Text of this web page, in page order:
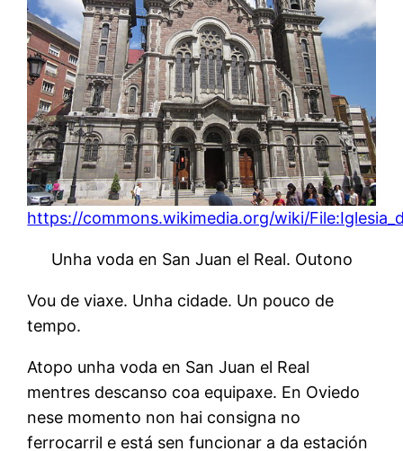
https://commons.wikimedia.org/wiki/
Unha voda en San Juan el Real. Outono
Vou de viaxe. Unha cidade. Un pouco de
tempo.
Atopo unha voda en San Juan el Real
mentres descanso coa equipaxe. En Oviedo
nese momento non hai consigna no
ferrocarril e está sen funcionar a da estación